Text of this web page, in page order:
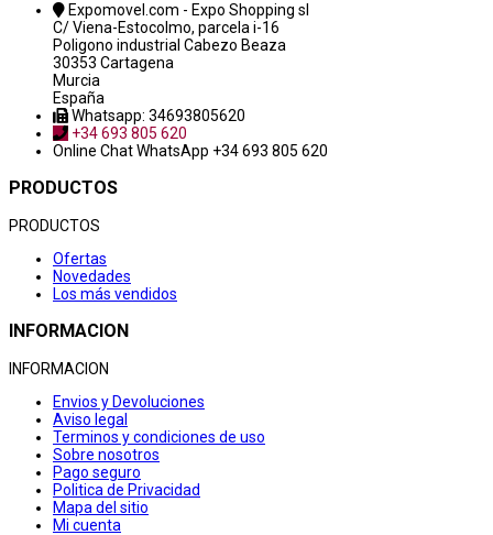
Expomovel.com - Expo Shopping sl
C/ Viena-Estocolmo, parcela i-16
Poligono industrial Cabezo Beaza
30353 Cartagena
Murcia
España
Whatsapp: 34693805620
+34 693 805 620
Online ChatWhatsApp +34 693 805 620
PRODUCTOS
PRODUCTOS
Ofertas
Novedades
Los más vendidos
INFORMACION
INFORMACION
Envios y Devoluciones
Aviso legal
Terminos y condiciones de uso
Sobre nosotros
Pago seguro
Politica de Privacidad
Mapa del sitio
Mi cuenta